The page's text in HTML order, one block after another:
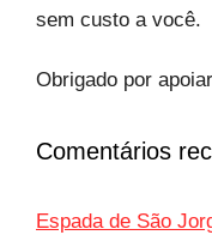
sem custo a você.
Obrigado por
Comentários
Espada de São